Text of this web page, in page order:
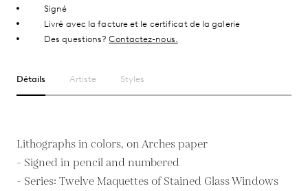
Signé
Livré avec la facture et le certificat de la galerie
Des questions?Contactez-nous.
Détails Artiste Styles
Lithographs in colors, on Arches paper
- Signed in pencil and numbered
- Series: Twelve Maquettes of Stained Glass Windows